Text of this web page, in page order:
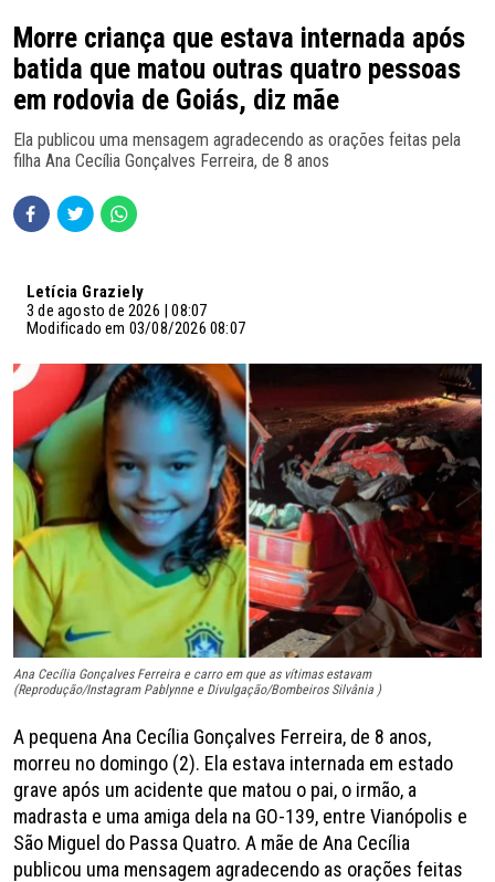
Morre criança que estava internada após
batida que matou outras quatro pessoas
em rodovia de Goiás, diz mãe
Ela publicou uma mensagem agradecendo as orações feitas pela
filha Ana Cecília Gonçalves Ferreira, de 8 anos
Letícia Graziely
3 de agosto de 2026 | 08:07
Modificado em 03/08/2026 08:07
Ana Cecília Gonçalves Ferreira e carro em que as vítimas estavam
(Reprodução/Instagram Pablynne e Divulgação/Bombeiros Silvânia )
A pequena Ana Cecília Gonçalves Ferreira, de 8 anos,
morreu no domingo (2). Ela estava internada em estado
grave após um acidente que matou o pai, o irmão, a
madrasta e uma amiga dela na GO-139, entre Vianópolis e
São Miguel do Passa Quatro. A mãe de Ana Cecília
publicou uma mensagem agradecendo as orações feitas